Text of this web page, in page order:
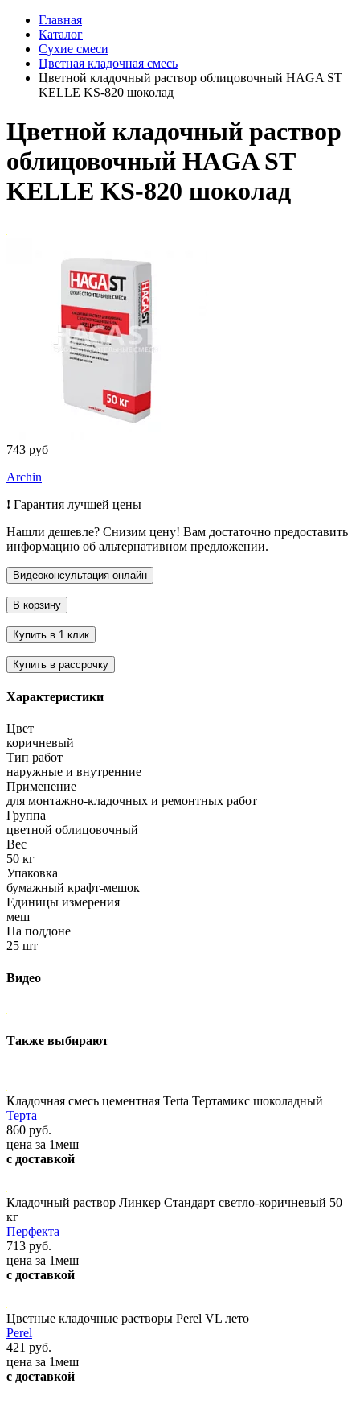
Главная
Каталог
Сухие смеси
Цветная кладочная смесь
Цветной кладочный раствор облицовочный HAGA ST
KELLE KS-820 шоколад
Цветной кладочный раствор
облицовочный HAGA ST
KELLE KS-820 шоколад
743 руб
Archin
! Гарантия лучшей цены
Нашли дешевле? Снизим цену! Вам достаточно предоставить
информацию об альтернативном предложении.
Характеристики
Цвет
коричневый
Тип работ
наружные и внутренние
Применение
для монтажно-кладочных и ремонтных работ
Группа
цветной облицовочный
Вес
50 кг
Упаковка
бумажный крафт-мешок
Единицы измерения
меш
На поддоне
25 шт
Видео
Также выбирают
Кладочная смесь цементная Terta Тертамикс шоколадный
Терта
860 руб.
цена за 1меш
с доставкой
Кладочный раствор Линкер Стандарт светло-коричневый 50
кг
Перфекта
713 руб.
цена за 1меш
с доставкой
Цветные кладочные растворы Perel VL лето
Perel
421 руб.
цена за 1меш
с доставкой